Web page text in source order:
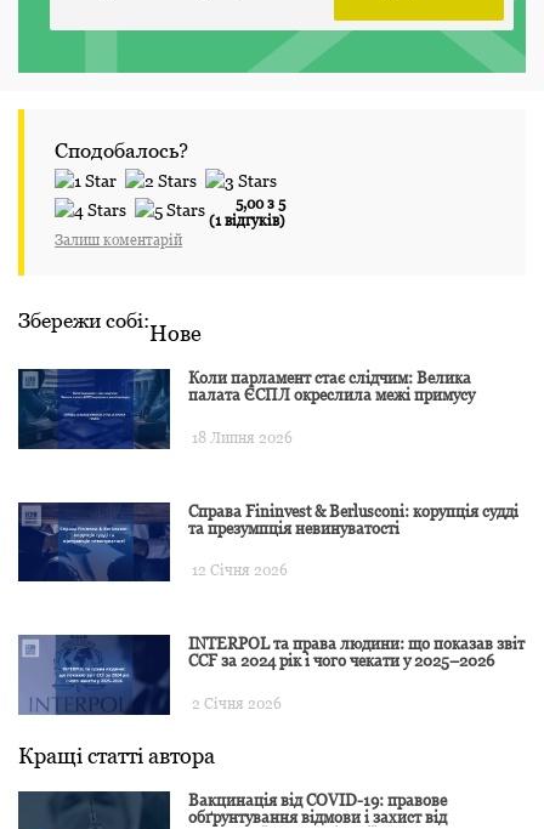
Сподобалось?
5,00 з 5
(1 відгуків)
Залиш коментарій
Збережи собі:Нове
Коли парламент стає слідчим: Велика
палата ЄСПЛ окреслила межі примусу
18 Липня 2026
Справа Fininvest & Berlusconi: корупція судді
та презумпція невинуватості
12 Січня 2026
INTERPOL та права людини: що показав звіт
CCF за 2024 рік і чого чекати у 2025–2026
2 Січня 2026
Кращі статті автора
Вакцинація від COVID-19: правове
обґрунтування відмови і захист від